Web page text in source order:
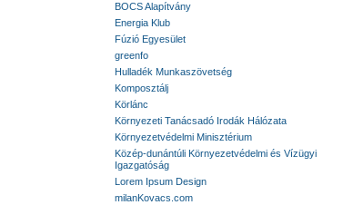
BOCS Alapítvány
Energia Klub
Fúzió Egyesület
greenfo
Hulladék Munkaszövetség
Komposztálj
Körlánc
Környezeti Tanácsadó Irodák Hálózata
Környezetvédelmi Minisztérium
Közép-dunántúli Környezetvédelmi és Vízügyi
Igazgatóság
Lorem Ipsum Design
milanKovacs.com